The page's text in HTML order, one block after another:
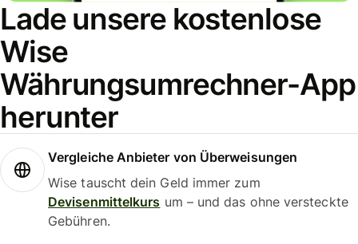
Lade unsere kostenlose
Wise
Währungsumrechner-App
herunter
Vergleiche Anbieter von Überweisungen
Wise tauscht dein Geld immer zum
Devisenmittelkurs um – und das ohne versteckte
Gebühren.